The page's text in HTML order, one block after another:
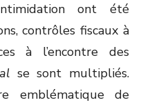
ont été
contrôles fiscaux à
à l’encontre des
se sont multipliés.
emblématique de